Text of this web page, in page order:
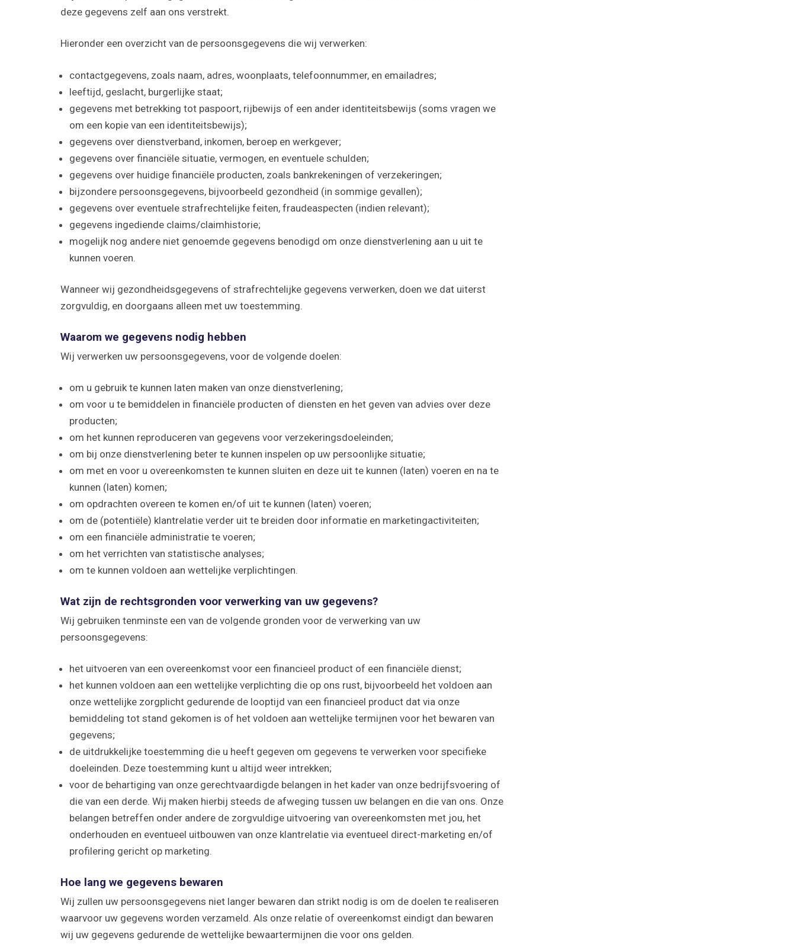
deze gegevens zelf aan ons verstrekt.
Hieronder een overzicht van de persoonsgegevens die wij verwerken:
contactgegevens, zoals naam, adres, woonplaats, telefoonnummer, en emailadres;
leeftijd, geslacht, burgerlijke staat;
gegevens met betrekking tot paspoort, rijbewijs of een ander identiteitsbewijs (soms vragen we
om een kopie van een identiteitsbewijs);
gegevens over dienstverband, inkomen, beroep en werkgever;
gegevens over financiële situatie, vermogen, en eventuele schulden;
gegevens over huidige financiële producten, zoals bankrekeningen of verzekeringen;
bijzondere persoonsgegevens, bijvoorbeeld gezondheid (in sommige gevallen);
gegevens over eventuele strafrechtelijke feiten, fraudeaspecten (indien relevant);
gegevens ingediende claims/claimhistorie;
mogelijk nog andere niet genoemde gegevens benodigd om onze dienstverlening aan u uit te
kunnen voeren.
Wanneer wij gezondheidsgegevens of strafrechtelijke gegevens verwerken, doen we dat uiterst
zorgvuldig, en doorgaans alleen met uw toestemming.
Waarom we gegevens nodig hebben
Wij verwerken uw persoonsgegevens, voor de volgende doelen:
om u gebruik te kunnen laten maken van onze dienstverlening;
om voor u te bemiddelen in financiële producten of diensten en het geven van advies over deze
producten;
om het kunnen reproduceren van gegevens voor verzekeringsdoeleinden;
om bij onze dienstverlening beter te kunnen inspelen op uw persoonlijke situatie;
om met en voor u overeenkomsten te kunnen sluiten en deze uit te kunnen (laten) voeren en na te
kunnen (laten) komen;
om opdrachten overeen te komen en/of uit te kunnen (laten) voeren;
om de (potentiële) klantrelatie verder uit te breiden door informatie en marketingactiviteiten;
om een financiële administratie te voeren;
om het verrichten van statistische analyses;
om te kunnen voldoen aan wettelijke verplichtingen.
Wat zijn de rechtsgronden voor verwerking van uw gegevens?
Wij gebruiken tenminste een van de volgende gronden voor de verwerking van uw
persoonsgegevens:
het uitvoeren van een overeenkomst voor een financieel product of een financiële dienst;
het kunnen voldoen aan een wettelijke verplichting die op ons rust, bijvoorbeeld het voldoen aan
onze wettelijke zorgplicht gedurende de looptijd van een financieel product dat via onze
bemiddeling tot stand gekomen is of het voldoen aan wettelijke termijnen voor het bewaren van
gegevens;
de uitdrukkelijke toestemming die u heeft gegeven om gegevens te verwerken voor specifieke
doeleinden. Deze toestemming kunt u altijd weer intrekken;
voor de behartiging van onze gerechtvaardigde belangen in het kader van onze bedrijfsvoering of
die van een derde. Wij maken hierbij steeds de afweging tussen uw belangen en die van ons. Onze
belangen betreffen onder andere de zorgvuldige uitvoering van overeenkomsten met jou, het
onderhouden en eventueel uitbouwen van onze klantrelatie via eventueel direct-marketing en/of
profilering gericht op marketing.
Hoe lang we gegevens bewaren
Wij zullen uw persoonsgegevens niet langer bewaren dan strikt nodig is om de doelen te realiseren
waarvoor uw gegevens worden verzameld. Als onze relatie of overeenkomst eindigt dan bewaren
wij uw gegevens gedurende de wettelijke bewaartermijnen die voor ons gelden.